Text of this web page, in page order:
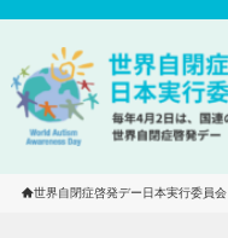
世界自閉症啓発デー日本実行委員会